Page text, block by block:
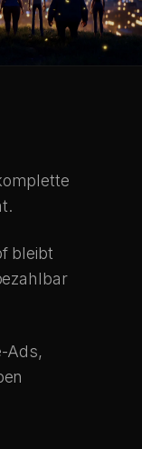
bleibt
Ads,